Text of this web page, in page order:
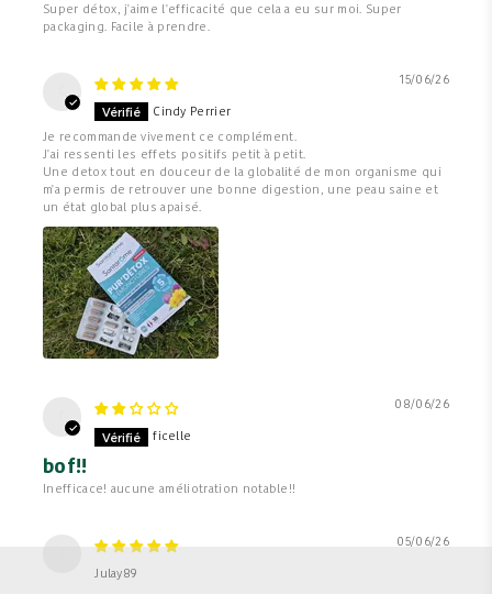
Super détox, j'aime l'efficacité que cela a eu sur moi. Super
packaging. Facile à prendre.
15/06/26
Cindy Perrier
Je recommande vivement ce complément.
J'ai ressenti les effets positifs petit à petit.
Une detox tout en douceur de la globalité de mon organisme qui
m'a permis de retrouver une bonne digestion, une peau saine et
un état global plus apaisé.
08/06/26
ficelle
bof!!
Inefficace! aucune améliotration notable!!
05/06/26
Julay89